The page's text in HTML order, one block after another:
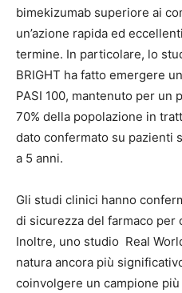
bimekizumab superiore ai
un’azione rapida ed
termine. In particolare, lo
BRIGHT ha fatto emergere
PASI 100, mantenuto per un
70% della popolazione in
dato confermato su pazienti
a 5 anni.
Gli studi clinici hanno
di sicurezza del farmaco per
Inoltre, uno studio Real
natura ancora più
coinvolgere un campione